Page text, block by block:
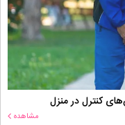
کنترل در منزل
مشاهده